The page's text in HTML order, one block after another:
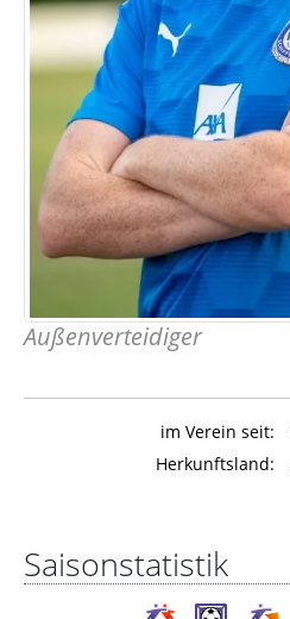
Außenverteidiger
im Verein seit:
Herkunftsland:
Saisonstatistik